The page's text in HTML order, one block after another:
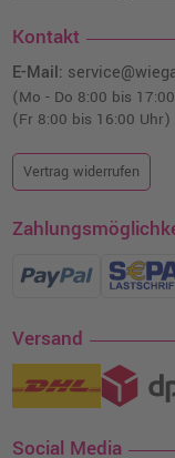
Kontakt
E-Mail:
(Mo - Do 8:00 bis
(Fr 8:00 bis 16:00 Uhr)
Vertrag widerrufen
Versand
Social Media